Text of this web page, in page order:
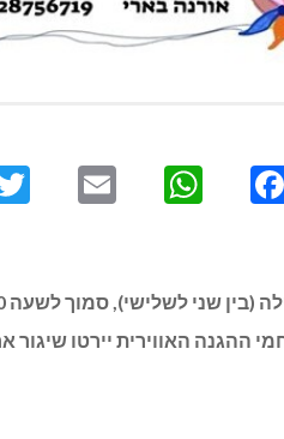
Facebook
WhatsApp
Email
ההגנה האווירית יירטו